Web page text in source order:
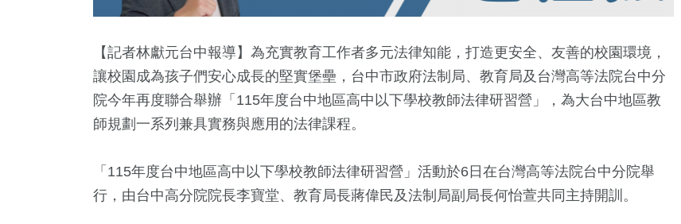
【記者林獻元台中報導】為充實教育工作者多元法律知能，打造更安全、友善的校園環境，
讓校園成為孩子們安心成長的堅實堡壘，台中市政府法制局、教育局及台灣高等法院台中分
院今年再度聯合舉辦「115年度台中地區高中以下學校教師法律研習營」，為大台中地區教
師規劃一系列兼具實務與應用的法律課程。
「115年度台中地區高中以下學校教師法律研習營」活動於6日在台灣高等法院台中分院舉
行，由台中高分院院長李寶堂、教育局長蔣偉民及法制局副局長何怡萱共同主持開訓。
36+